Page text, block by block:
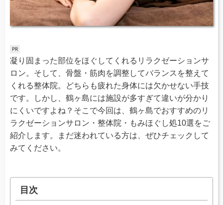
凝り固まった部位をほぐしてくれるリラクゼーションサ
ロン。そして、骨盤・筋肉を調整してバランスを整えて
くれる整体院。どちらも疲れた身体には欠かせない手技
です。しかし、鶴ヶ島には施設が多すぎて違いが分かり
にくいですよね？そこで今回は、鶴ヶ島でおすすめのリ
ラクゼーションサロン・整体院・もみほぐし処10選をご
紹介します。まだ迷われている方は、ぜひチェックして
みてください。
目次